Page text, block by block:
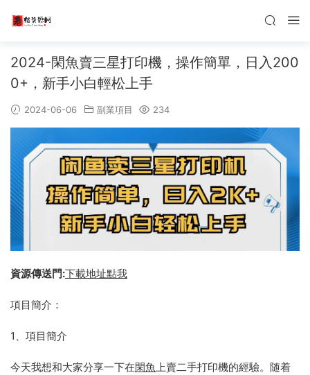
2024-閑魚賣三星打印機，操作簡單，日入200
0+，新手小白輕松上手
2024-06-06 副業項目 234
資源傳送門:下載地址點我
項目簡介：
1、項目簡介
今天我想和大家分享一下在閑魚上賣二手打印機的經驗。随着